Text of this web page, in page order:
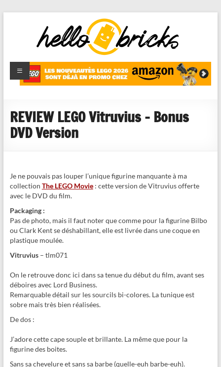
HelloBricks
Blog LEGO,
nouveaut�s
reviews
REVIEW LEGO Vitruvius – Bonus
DVD Version
Je ne pouvais pas louper l’unique figurine manquante à ma
collection The LEGO Movie: cette version de Vitruvius offerte
avec le DVD du film.
Packaging :
Pas de photo, mais il faut noter que comme pour la figurine Bilbo
ou Clark Kent se déshabillant, elle est livrée dans une coque en
plastique moulée.
Vitruvius– tlm071
On le retrouve donc ici dans sa tenue du début du film, avant ses
déboires avec Lord Business.
Remarquable détail sur les sourcils bi-colores. La tunique est
sobre mais très bien réalisées.
De dos :
J’adore cette cape souple et brillante. La même que pour la
figurine des boites.
Sans sa chevelure et sans sa barbe (quelle-euh barbe-euh).